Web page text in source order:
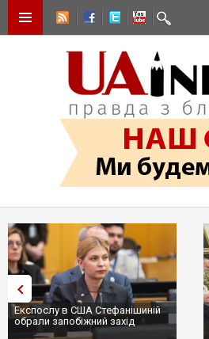
Експослу в США Стефанішиній
обрали запобіжний захід